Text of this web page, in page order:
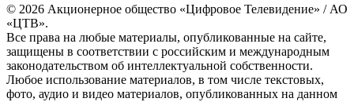
© 2026 Акционерное общество «Цифровое Телевидение» / АО
«ЦТВ».
Все права на любые материалы, опубликованные на сайте,
защищены в соответствии с российским и международным
законодательством об интеллектуальной собственности.
Любое использование материалов, в том числе текстовых,
фото, аудио и видео материалов, опубликованных на данном